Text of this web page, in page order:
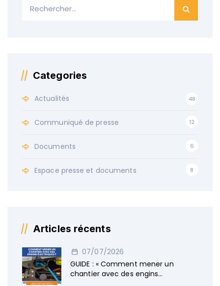
Categories
Actualités 48
Communiqué de presse 12
Documents 6
Espace presse et documents 8
Articles récents
07/07/2026
GUIDE : « Comment mener un
chantier avec des engins